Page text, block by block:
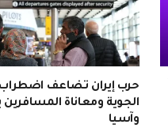
حرب إيران تضاعف اضطراب
الجوية ومعاناة المسافرين
وآسيا